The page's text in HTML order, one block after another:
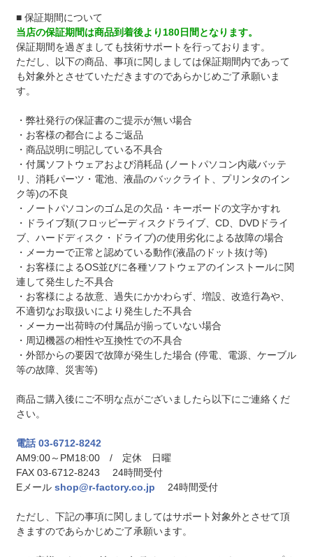
■ 保証期間について
当店の保証期間は商品到着後より180日間となります。
保証期間を過ぎましても技術サポートを行っております。
ただし、以下の商品、事項に関しましては保証期間内であって
も対象外とさせていただきますのであらかじめご了承願いま
す。
・弊社発行の保証書のご提示が無い場合
・お客様の都合によるご返品
・商品説明に明記している不具合
・付属ソフトウェアおよび消耗品 (ノートパソコン内蔵バッテ
リ、消耗パーツ・電池、液晶のバックライト、プリンタのイン
ク等)の不良
・ノートパソコンのゴム足の欠品・キーボードの文字かすれ
・ドライブ類(フロッピーディスクドライブ、CD、DVDドライ
ブ、ハードディスク・ドライブ)の使用劣化による故障の場合
・メーカーで正常と認めている動作(液晶のドット抜け等)
・お客様によるOS並びに各種ソフトウェアのインストールに関
連して発生した不具合
・お客様による故意、過失にかかわらず、増設、改造行為や、
不適切なお取扱いにより発生した不具合
・メーカー出荷時の付属品が揃っていない場合
・周辺機器の相性や互換性での不具合
・外部からの要因で故障が発生した場合 (停電、電源、ケーブル
等の故障、災害等)
商品ご購入後にご不明な点がございましたら以下にご連絡くだ
さい。
電話 03-6712-8242
AM9:00～PM18:00 / 定休 日曜
FAX 03-6712-8243 24時間受付
Eメール shop@r-factory.co.jp 24時間受付
ただし、下記の事項に関しましてはサポート対象外とさせて頂
きますのであらかじめご了承願います。